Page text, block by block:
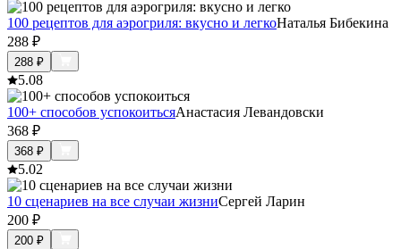
100 рецептов для аэрогриля: вкусно и легкоНаталья Бибекина
288 ₽
288 ₽
5.08
100+ способов успокоитьсяАнастасия Левандовски
368 ₽
368 ₽
5.02
10 сценариев на все случаи жизниСергей Ларин
200 ₽
200 ₽